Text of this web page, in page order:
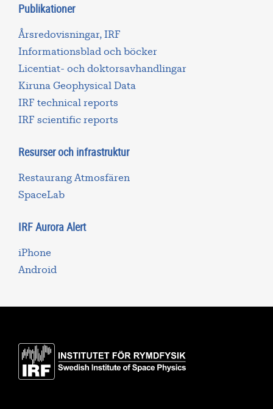
Publikationer
Årsredovisningar, IRF
Informationsblad och böcker
Licentiat- och doktorsavhandlingar
Kiruna Geophysical Data
IRF technical reports
IRF scientific reports
Resurser och infrastruktur
Restaurang Atmosfären
SpaceLab
IRF Aurora Alert
iPhone
Android